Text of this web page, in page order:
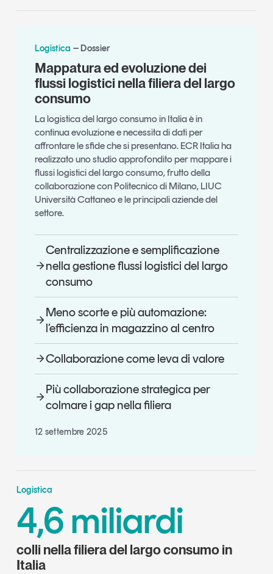
Logistica Dossier
Mappatura ed evoluzione dei
flussi logistici nella filiera del largo
consumo
La logistica del largo consumo in Italia è in
continua evoluzione e necessita di dati per
affrontare le sfide che si presentano. ECR Italia ha
realizzato uno studio approfondito per mappare i
flussi logistici del largo consumo, frutto della
collaborazione con Politecnico di Milano, LIUC
Università Cattaneo e le principali aziende del
settore.
Centralizzazione e semplificazione
nella gestione flussi logistici del largo
consumo
Meno scorte e più automazione:
l’efficienza in magazzino al centro
Collaborazione come leva di valore
Più collaborazione strategica per
colmare i gap nella filiera
12 settembre 2025
Logistica
4,6 miliardi
colli nella filiera del largo consumo in
Italia